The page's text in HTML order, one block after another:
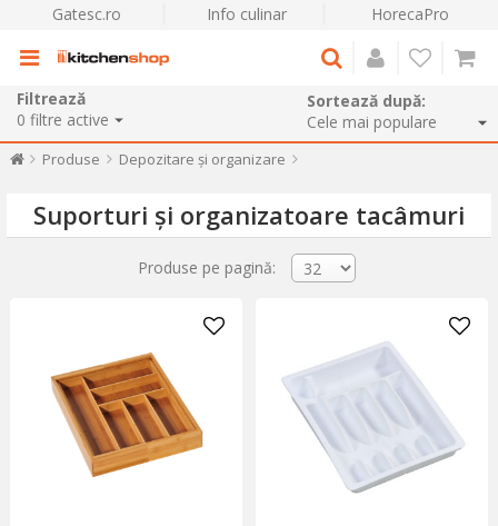
Gatesc.ro Info culinar HorecaPro
Filtrează
0 filtre active
Sortează după:
Produse Depozitare și organizare
Suporturi și organizatoare tacâmuri
Produse pe pagină: